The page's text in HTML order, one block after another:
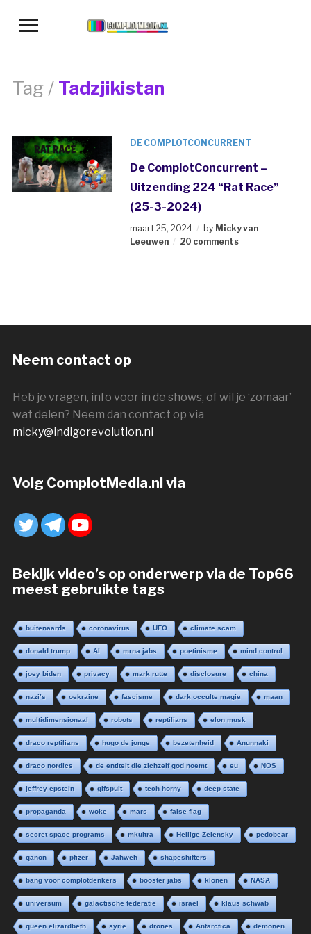
Toggle
navigation
Tag / Tadzjikistan
DE COMPLOTCONCURRENT
De ComplotConcurrent –
Uitzending 224 “Rat Race”
(25-3-2024)
maart 25, 2024 by Micky van
Leeuwen
20 comments
Neem contact op
Heb je vragen, info voor in de shows, of wil je ‘zomaar’
wat delen? Neem dan contact op via
micky@indigorevolution.nl
Volg ComplotMedia.nl via
Bekijk video’s op onderwerp via de Top66
meest gebruikte tags
buitenaards coronavirus UFO climate scam
donald trump AI mrna jabs poetinisme mind control
joey biden privacy mark rutte disclosure china
nazi’s oekraine fascisme dark occulte magie maan
multidimensionaal robots reptilians elon musk
draco reptilians hugo de jonge bezetenheid Anunnaki
draco nordics de entiteit die zichzelf god noemt eu NOS
jeffrey epstein gifspuit tech horny deep state
propaganda woke mars false flag
secret space programs mkultra Heilige Zelensky pedobear
qanon pfizer Jahweh shapeshifters
bang voor complotdenkers booster jabs klonen NASA
universum galactische federatie israel klaus schwab
queen elizardbeth syrie drones Antarctica demonen